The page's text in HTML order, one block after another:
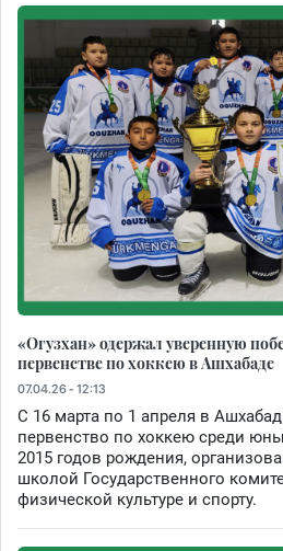
«Огузхан» одержал уверенную
первенстве по хоккею в Ашхабаде
07.04.26 - 12:13
С 16 марта по 1 апреля в
первенство по хоккею среди
2015 годов рождения,
школой Государственного
физической культуре и спорту.